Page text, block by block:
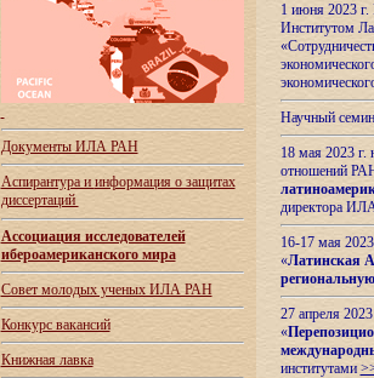
Документы ИЛА РАН
Аспирантура и информация о защитах
диссертаций
Ассоциация исследователей
ибероамериканского мира
Совет молодых ученых ИЛА РАН
Конкурс вакансий
Книжная лавка
1 июня 2023
Институтом
Научный
18 мая 2023
отношений
директора
16-17 мая
«Латинская
27 апреля
«
институтами